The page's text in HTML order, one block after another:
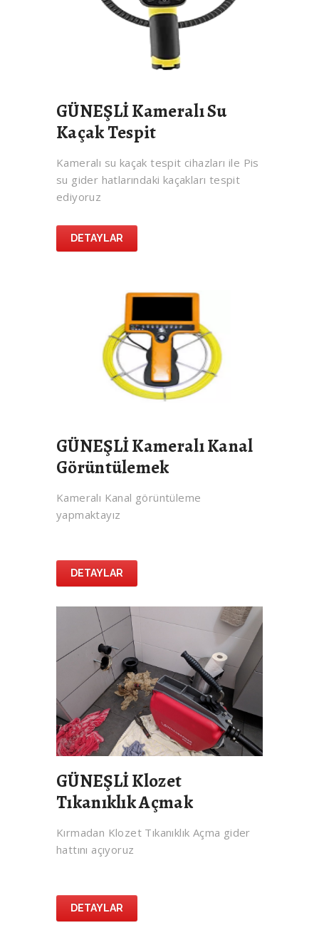
GÜNEŞLİ Kameralı Su
Kaçak Tespit
Kameralı su kaçak tespit cihazları ile Pis
su gider hatlarındaki kaçakları tespit
ediyoruz
DETAYLAR
GÜNEŞLİ Kameralı Kanal
Görüntülemek
Kameralı Kanal görüntüleme
yapmaktayız
DETAYLAR
GÜNEŞLİ Klozet
Tıkanıklık Açmak
Kırmadan Klozet Tıkanıklık Açma gider
hattını açıyoruz
DETAYLAR